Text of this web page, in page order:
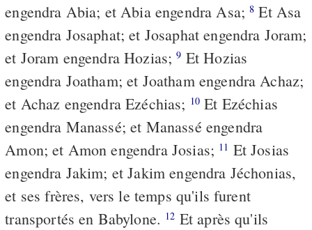
engendra Abia; et Abia engendra Asa;8 Et Asa
engendra Josaphat; et Josaphat engendra Joram;
et Joram engendra Hozias;9 Et Hozias
engendra Joatham; et Joatham engendra Achaz;
et Achaz engendra Ezéchias; 10 Et Ezéchias
engendra Manassé; et Manassé engendra
Amon; et Amon engendra Josias; 11 Et Josias
engendra Jakim; et Jakim engendra Jéchonias,
et ses frères, vers le temps qu'ils furent
transportés en Babylone. 12 Et après qu'ils